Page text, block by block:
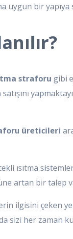
uygun bir
straforu gibi
üreticileri
ısıtma
artan bir talep
ilgisini çeken
sizi her zaman